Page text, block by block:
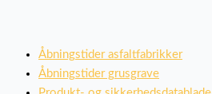
Åbningstider asfaltfabrikker
Åbningstider grusgrave